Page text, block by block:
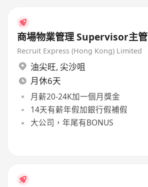
商場物業管理 Supervisor主管
Recruit Express (Hong Kong) Limited
油尖旺, 尖沙咀
月休6天
月薪20-24K加一個月獎金
14天有薪年假加銀行假補假
大公司，年尾有BONUS